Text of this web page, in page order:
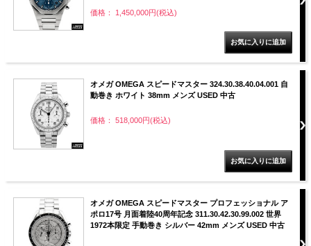
価格： 1,450,000円(税込)
オメガ OMEGA スピードマスター 324.30.38.40.04.001 自
動巻き ホワイト 38mm メンズ USED 中古
価格： 518,000円(税込)
オメガ OMEGA スピードマスター プロフェッショナル ア
ポロ17号 月面着陸40周年記念 311.30.42.30.99.002 世界
1972本限定 手動巻き シルバー 42mm メンズ USED 中古